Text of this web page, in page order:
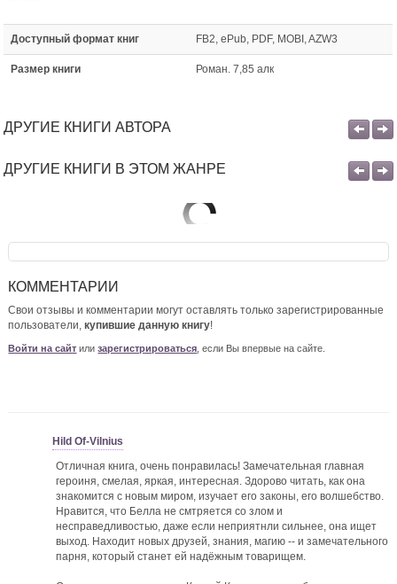
Доступный формат книг FB2, ePub, PDF, MOBI, AZW3
Размер книги Роман. 7,85 алк
ДРУГИЕ КНИГИ АВТОРА
ДРУГИЕ КНИГИ В ЭТОМ ЖАНРЕ
КОММЕНТАРИИ
Свои отзывы и комментарии могут оставлять только зарегистрированные
пользователи,купившие данную книгу!
Войти на сайт илизарегистрироваться , если Вы впервые на сайте.
Hild Of-Vilnius
Отличная книга, очень понравилась! Замечательная главная
героиня, смелая, яркая, интересная. Здорово читать, как она
знакомится с новым миром, изучает его законы, его волшебство.
Нравится, что Белла не смтряется со злом и
несправедливостью, даже если неприятнли сильнее, она ищет
выход. Находит новых друзей, знания, магию -- и замечательного
парня, который станет ей надёжным товарищем.